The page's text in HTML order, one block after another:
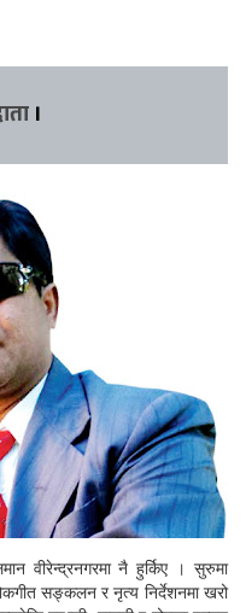
।
वीरेन्द्रनगरमा नै हुर्किए । सुरुमा
सङ्कलन र नृत्य निर्देशनमा खरो